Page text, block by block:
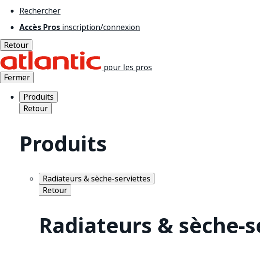
Rechercher
Accès Pros inscription/connexion
Retour
pour les pros
Fermer
Produits
Retour
Produits
Radiateurs & sèche-serviettes
Retour
Radiateurs & sèche-